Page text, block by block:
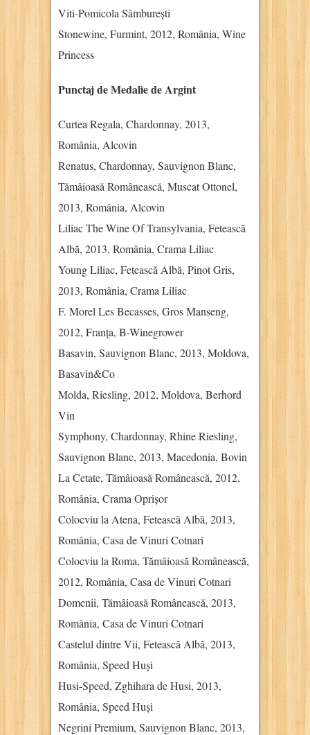
Viti-Pomicola Sâmburești
Stonewine, Furmint, 2012, România, Wine
Princess
Punctaj de Medalie de Argint
Curtea Regala, Chardonnay, 2013,
România, Alcovin
Renatus, Chardonnay, Sauvignon Blanc,
Tămâioasă Românească, Muscat Ottonel,
2013, România, Alcovin
Liliac The Wine Of Transylvania, Fetească
Albă, 2013, România, Crama Liliac
Young Liliac, Fetească Albă, Pinot Gris,
2013, România, Crama Liliac
F. Morel Les Becasses, Gros Manseng,
2012, Franța, B-Winegrower
Basavin, Sauvignon Blanc, 2013, Moldova,
Basavin&Co
Molda, Riesling, 2012, Moldova, Berhord
Vin
Symphony, Chardonnay, Rhine Riesling,
Sauvignon Blanc, 2013, Macedonia, Bovin
La Cetate, Tămâioasă Românească, 2012,
România, Crama Oprișor
Colocviu la Atena, Fetească Albă, 2013,
România, Casa de Vinuri Cotnari
Colocviu la Roma, Tămâioasă Românească,
2012, România, Casa de Vinuri Cotnari
Domenii, Tămâioasă Românească, 2013,
România, Casa de Vinuri Cotnari
Castelul dintre Vii, Fetească Albă, 2013,
România, Speed Huși
Husi-Speed, Zghihara de Husi, 2013,
România, Speed Huși
Negrini Premium, Sauvignon Blanc, 2013,